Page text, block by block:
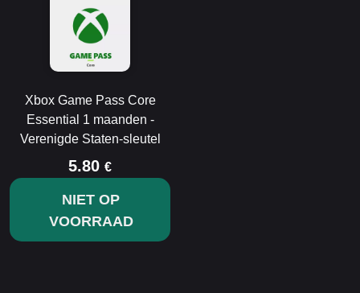
Xbox Game Pass Core
Essential 1 maanden -
Verenigde Staten-sleutel
5.80 €
NIET OP
VOORRAAD